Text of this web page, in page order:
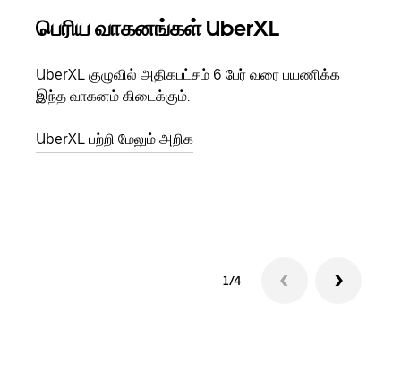
பெரிய வாகனங்கள் UberXL
UberXL குழுவில் அதிகபட்சம் 6 பேர் வரை பயணிக்க
இந்த வாகனம் கிடைக்கும்.
UberXL பற்றி மேலும் அறிக
1/4